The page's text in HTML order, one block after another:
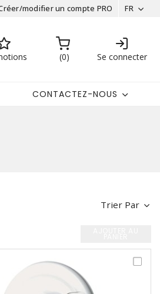
modifier un compte PRO FR
0 Se connecter
CONTACTEZ-NOUS
Trier Par